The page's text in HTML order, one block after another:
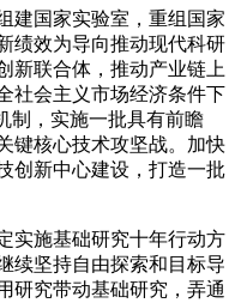
建国家实验室，重组国家
绩效为导向推动现代科研
新联合体，推动产业链上
社会主义市场经济条件下
制，实施一批具有前瞻
键核心技术攻坚战。加快
创新中心建设，打造一批
实施基础研究十年行动方
续坚持自由探索和目标导
研究带动基础研究，弄通